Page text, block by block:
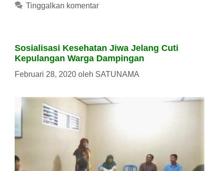
Tinggalkan komentar
Sosialisasi Kesehatan Jiwa Jelang Cuti
Kepulangan Warga Dampingan
Februari 28, 2020 oleh SATUNAMA